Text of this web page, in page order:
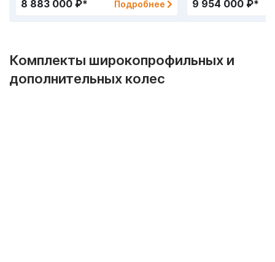
8 883 000 ₽* Подробнее 9 954 000 ₽*
Комплекты широкопрофильных и
дополнительных колес